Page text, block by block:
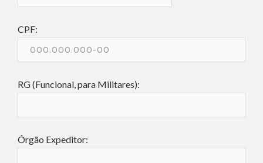
CPF:
RG (Funcional, para Militares):
Órgão Expeditor: